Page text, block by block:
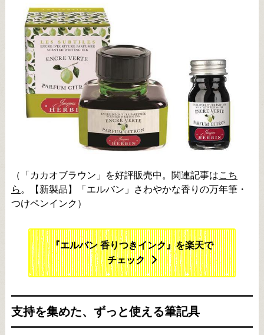
（「カカオブラウン」を好評販売中。関連記事はこち
ら 。【新製品】「エルバン」さわやかな香りの万年筆・
つけペンインク）
『エルバン 香りつきインク』を楽天で
チェック
支持を集めた、ずっと使える筆記具